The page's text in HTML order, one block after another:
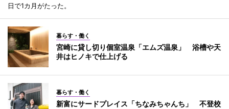
日で1カ月がたった。
暮らす・働く
宮崎に貸し切り個室温泉「エムズ温泉」 浴槽や天
井はヒノキで仕上げる
暮らす・働く
新富にサードプレイス「ちなみちゃんち」 不登校